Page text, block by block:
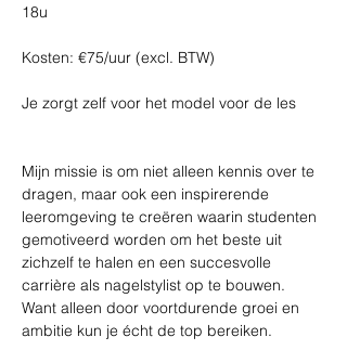
18u
Kosten: €75/uur (excl. BTW)
Je zorgt zelf voor het model voor de les
Mijn missie is om niet alleen kennis over te
dragen, maar ook een inspirerende
leeromgeving te creëren waarin studenten
gemotiveerd worden om het beste uit
zichzelf te halen en een succesvolle
carrière als nagelstylist op te bouwen.
Want alleen door voortdurende groei en
ambitie kun je écht de top bereiken.